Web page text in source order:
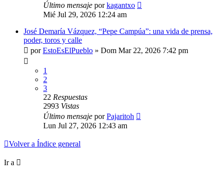
Último mensaje porkagantxo
Mié Jul 29, 2026 12:24 am
José Demaría Vázquez, “Pepe Campúa”: una vida de prensa,
poder, toros y calle
porEstoEsElPueblo » Dom Mar 22, 2026 7:42 pm
1
2
3
22 Respuestas
2993 Vistas
Último mensaje porPajaritoh
Lun Jul 27, 2026 12:43 am
Volver a Índice general
Ir a